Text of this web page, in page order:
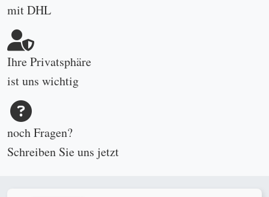
mit DHL
Ihre Privatsphäre
ist uns wichtig
noch Fragen?
Schreiben Sie uns jetzt